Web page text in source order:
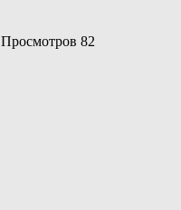
Просмотров 82